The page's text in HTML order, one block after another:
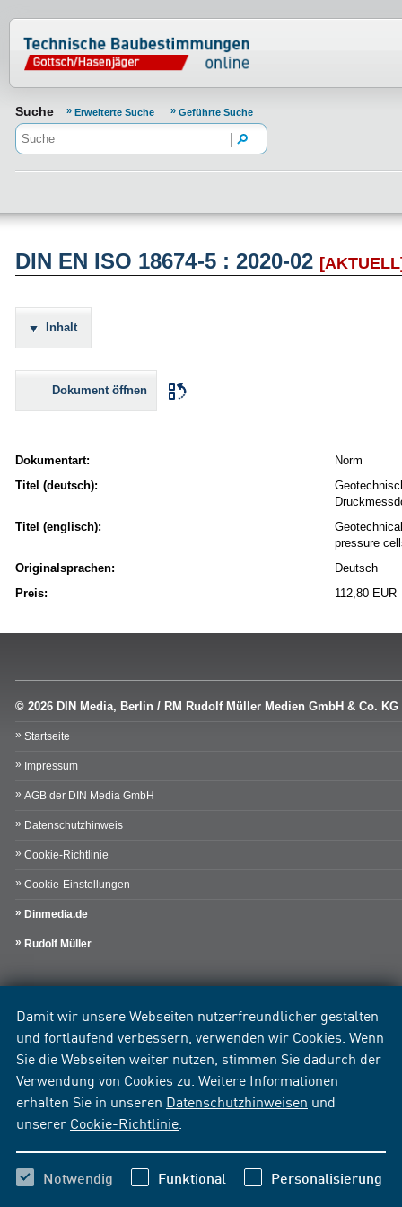
Damit wir unsere Webseiten nutzerfreundlicher gestalten
und fortlaufend verbessern, verwenden wir Cookies. Wenn
Sie die Webseiten weiter nutzen, stimmen Sie dadurch der
Verwendung von Cookies zu. Weitere Informationen
erhalten Sie in unseren Datenschutzhinweisen und
unserer Cookie-Richtlinie
Notwendig Funktional Personalisierung
Normenportal Barrierefreiheit
Suche Erweiterte Suche Geführte Suche
DIN EN ISO 18674-5 : 2020-02
Inhalt
Dokument öffnen
Dokumentart:
Norm
Titel (deutsch):
Titel (englisch):
pressure
Originalsprachen:
Deutsch
Preis:
112,80 EUR
© 2026 DIN Media, Berlin / RM Rudolf Müller Medien GmbH & Co. KG
Startseite
Impressum
AGB der DIN Media GmbH
Datenschutzhinweis
Cookie-Richtlinie
Cookie-Einstellungen
Dinmedia.de
Rudolf Müller